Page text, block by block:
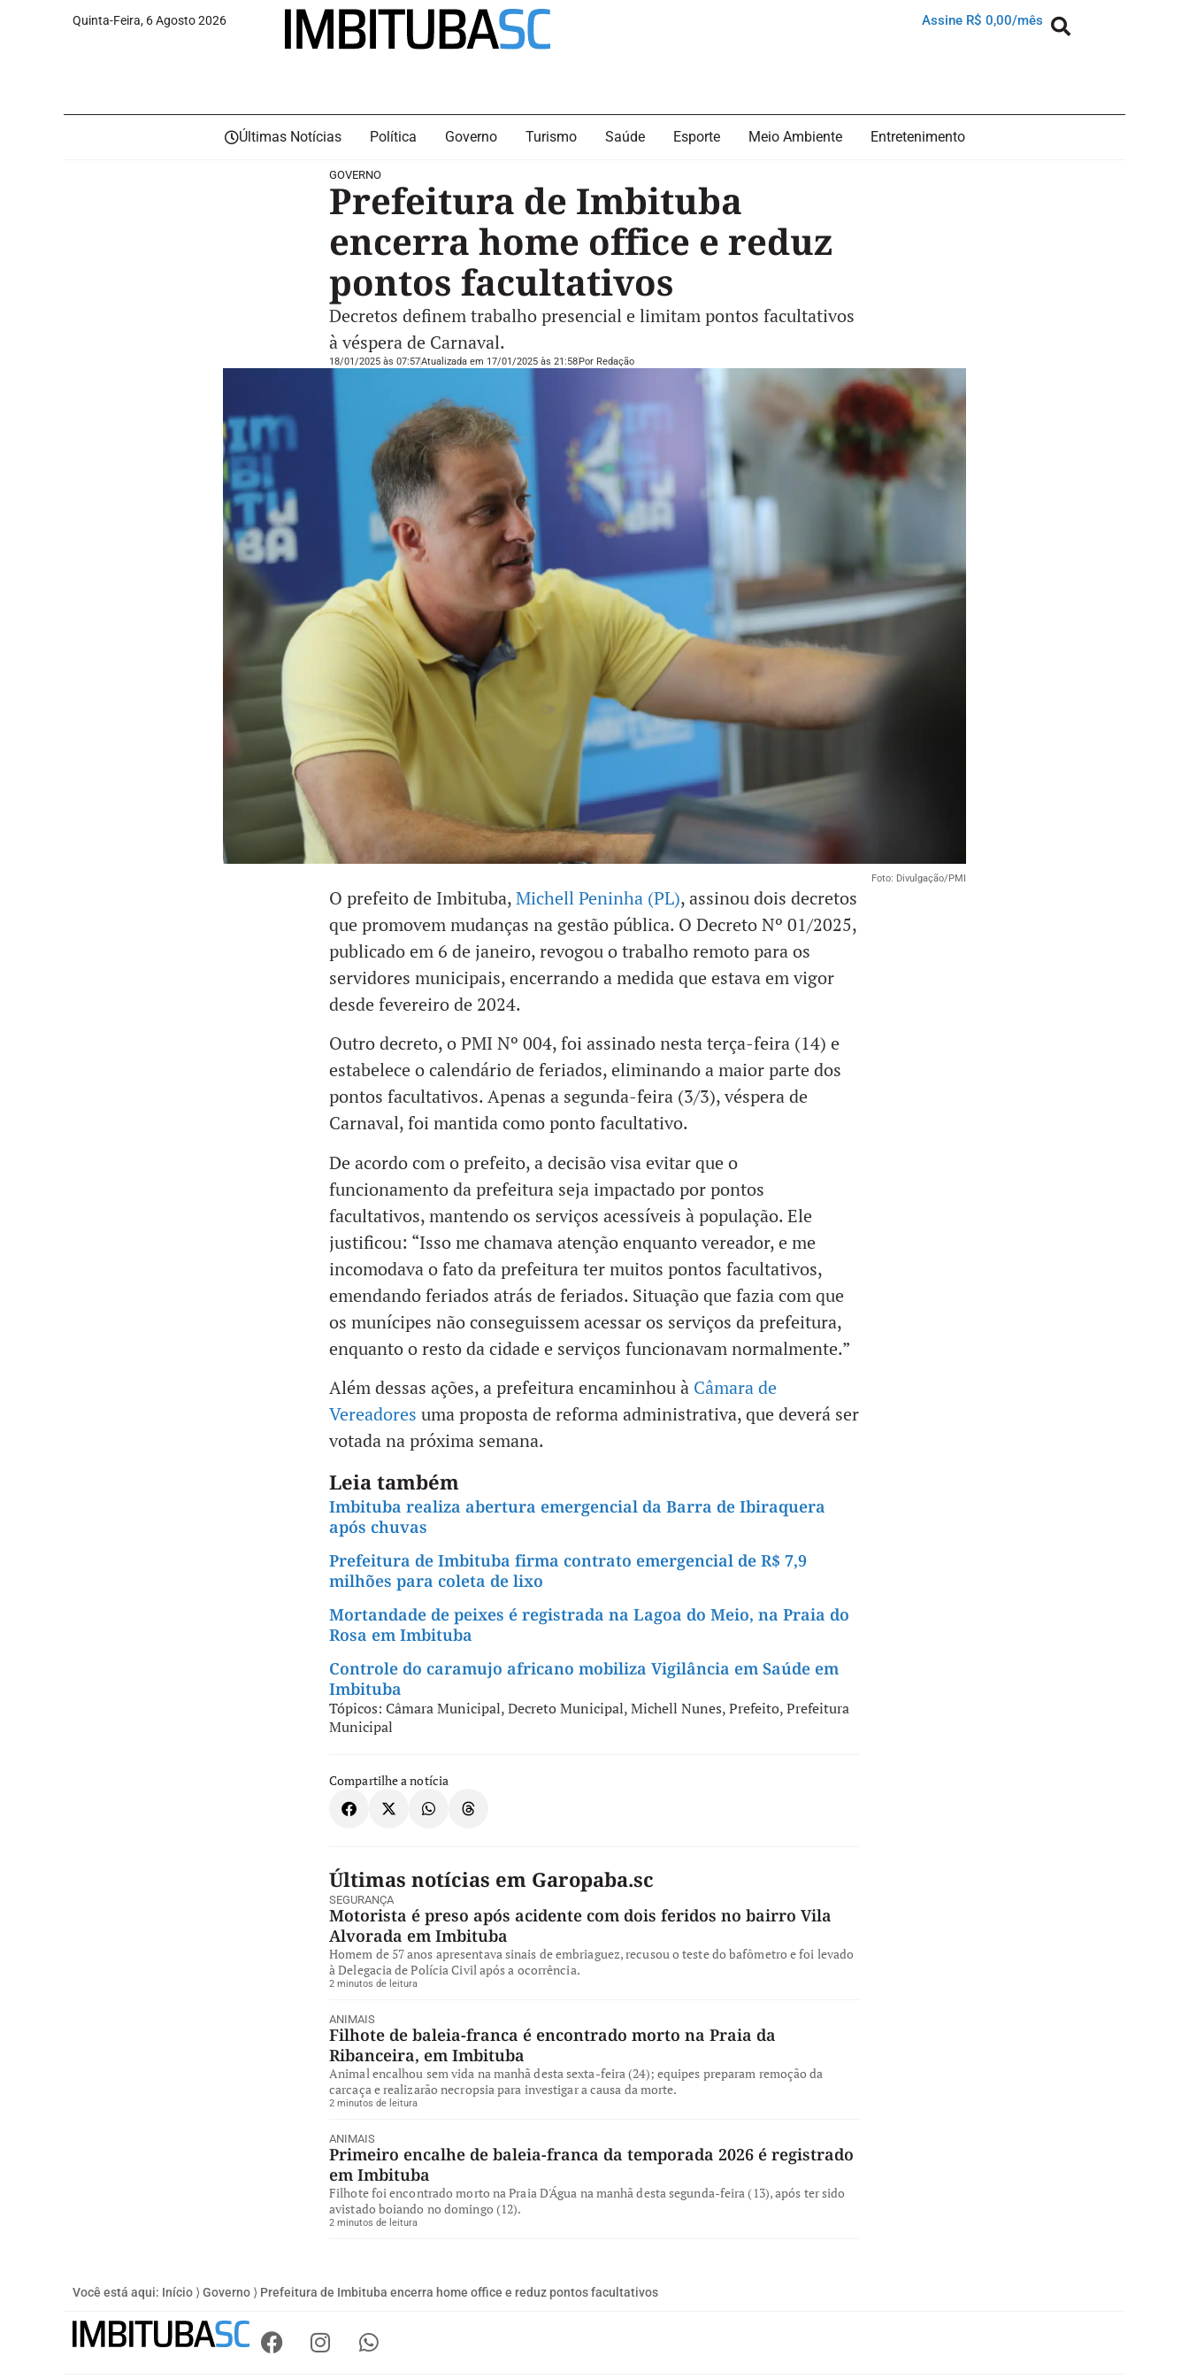
Quinta-Feira, 6 Agosto 2026 Assine R$ 0,00/mês
Últimas Notícias Política Governo Turismo Saúde Esporte Meio Ambiente Entretenimento
GOVERNO
Prefeitura de Imbituba
encerra home office e reduz
pontos facultativos
Decretos definem trabalho presencial e limitam pontos facultativos
à véspera de Carnaval.
18/01/2025 às 07:57Atualizada em 17/01/2025 às 21:58Por Redação
Foto: Divulgação/PMI
O prefeito de Imbituba,Michell Peninha (PL), assinou dois decretos
que promovem mudanças na gestão pública. O Decreto Nº 01/2025,
publicado em 6 de janeiro, revogou o trabalho remoto para os
servidores municipais, encerrando a medida que estava em vigor
desde fevereiro de 2024.
Outro decreto, o PMI Nº 004, foi assinado nesta terça-feira (14) e
estabelece o calendário de feriados, eliminando a maior parte dos
pontos facultativos. Apenas a segunda-feira (3/3), véspera de
Carnaval, foi mantida como ponto facultativo.
De acordo com o prefeito, a decisão visa evitar que o
funcionamento da prefeitura seja impactado por pontos
facultativos, mantendo os serviços acessíveis à população. Ele
justificou: “Isso me chamava atenção enquanto vereador, e me
incomodava o fato da prefeitura ter muitos pontos facultativos,
emendando feriados atrás de feriados. Situação que fazia com que
os munícipes não conseguissem acessar os serviços da prefeitura,
enquanto o resto da cidade e serviços funcionavam normalmente.”
Além dessas ações, a prefeitura encaminhou à Câmara de
Vereadores uma proposta de reforma administrativa, que deverá ser
votada na próxima semana.
Leia também
Imbituba realiza abertura emergencial da Barra de Ibiraquera
após chuvas
Prefeitura de Imbituba firma contrato emergencial de R$ 7,9
milhões para coleta de lixo
Mortandade de peixes é registrada na Lagoa do Meio, na Praia do
Rosa em Imbituba
Controle do caramujo africano mobiliza Vigilância em Saúde em
Imbituba
Tópicos: Câmara Municipal,Decreto Municipal,Michell Nunes,Prefeito,Prefeitura
Municipal
Compartilhe a notícia
Últimas notícias em Garopaba.sc
SEGURANÇA
Motorista é preso após acidente com dois feridos no bairro Vila
Alvorada em Imbituba
Homem de 57 anos apresentava sinais de embriaguez, recusou o teste do bafômetro e foi levado
à Delegacia de Polícia Civil após a ocorrência.
2 minutos de leitura
ANIMAIS
Filhote de baleia-franca é encontrado morto na Praia da
Ribanceira, em Imbituba
Animal encalhou sem vida na manhã desta sexta-feira (24); equipes preparam remoção da
carcaça e realizarão necropsia para investigar a causa da morte.
2 minutos de leitura
ANIMAIS
Primeiro encalhe de baleia-franca da temporada 2026 é registrado
em Imbituba
Filhote foi encontrado morto na Praia D'Água na manhã desta segunda-feira (13), após ter sido
avistado boiando no domingo (12).
2 minutos de leitura
Você está aqui: Início ⟩ Governo ⟩ Prefeitura de Imbituba encerra home office e reduz pontos facultativos